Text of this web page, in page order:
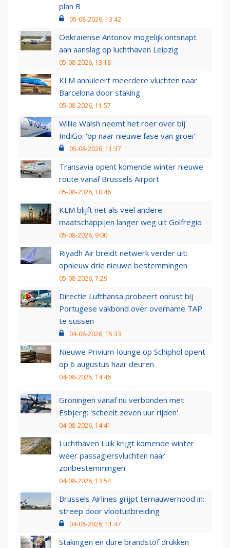
plan B
05-08-2026, 13:42
Oekraïense Antonov mogelijk ontsnapt
aan aanslag op luchthaven Leipzig
05-08-2026, 13:18
KLM annuleert meerdere vluchten naar
Barcelona door staking
05-08-2026, 11:57
Willie Walsh neemt het roer over bij
IndiGo: 'op naar nieuwe fase van groei'
05-08-2026, 11:37
Transavia opent komende winter nieuwe
route vanaf Brussels Airport
05-08-2026, 10:46
KLM blijft net als veel andere
maatschappijen langer weg uit Golfregio
05-08-2026, 9:00
Riyadh Air breidt netwerk verder uit:
opnieuw drie nieuwe bestemmingen
05-08-2026, 7:29
Directie Lufthansa probeert onrust bij
Portugese vakbond over overname TAP
te sussen
04-08-2026, 15:33
Nieuwe Privium-lounge op Schiphol opent
op 6 augustus haar deuren
04-08-2026, 14:46
Groningen vanaf nu verbonden met
Esbjerg: 'scheelt zeven uur rijden'
04-08-2026, 14:41
Luchthaven Luik krijgt komende winter
weer passagiersvluchten naar
zonbestemmingen
04-08-2026, 13:54
Brussels Airlines grijpt ternauwernood in:
streep door vlootuitbreiding
04-08-2026, 11:47
Stakingen en dure brandstof drukken